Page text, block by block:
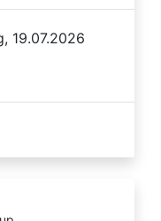
19.07.2026